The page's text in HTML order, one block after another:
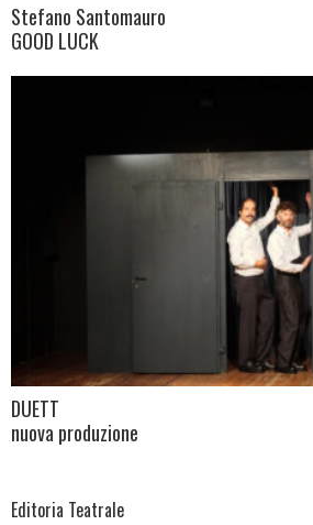
Stefano Santomauro
GOOD LUCK
DUETT
nuova produzione
Editoria Teatrale